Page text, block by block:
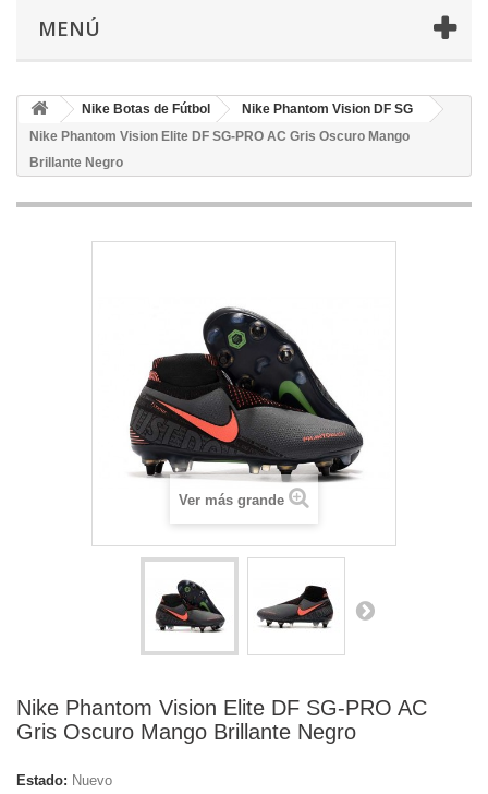
MENÚ
Nike Botas de Fútbol
Nike Phantom Vision DF SG
Nike Phantom Vision Elite DF SG-PRO AC Gris Oscuro Mango
Brillante Negro
Ver más grande
Nike Phantom Vision Elite DF SG-PRO AC
Gris Oscuro Mango Brillante Negro
Estado: Nuevo